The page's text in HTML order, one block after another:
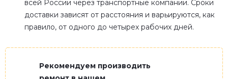
всей России через транспортные компании. Сроки
доставки зависят от расстояния и варьируются, как
правило, от одного до четырех рабочих дней.
Рекомендуем производить